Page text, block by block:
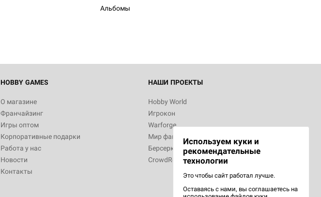
Альбомы
HOBBY GAMES
О магазине
Франчайзинг
Игры оптом
Корпоративные подарки
Работа у нас
Новости
Контакты
НАШИ ПРОЕКТЫ
Hobby World
Игрокон
Warforge
Мир фантастики
Берсерк
CrowdRepublic
Используем куки и
рекомендательные
технологии
Это чтобы сайт работал лучше.
Оставаясь с нами, вы соглашаетесь на